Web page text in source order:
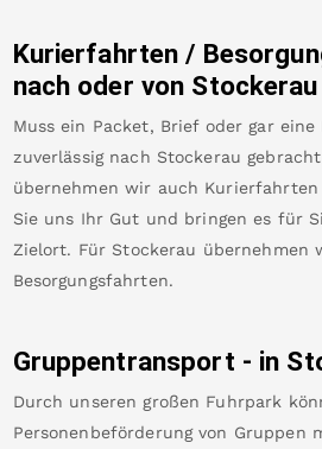
Kurierfahrten /
nach oder von Stockerau
Muss ein Packet, Brief oder gar
zuverlässig nach Stockerau
übernehmen wir auch
Sie uns Ihr Gut und bringen es für
Zielort. Für Stockerau übernehmen
Besorgungsfahrten.
Gruppentransport - in
Durch unseren großen Fuhrpark
Personenbeförderung von Gruppen